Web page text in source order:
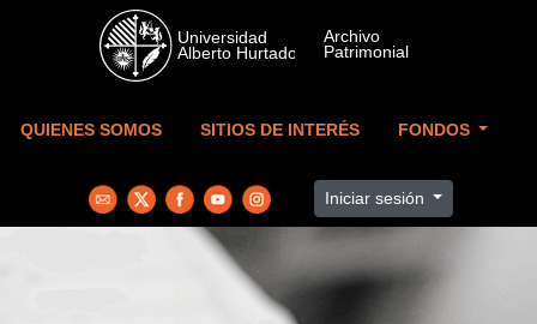
Skip to main content
QUIENES SOMOS SITIOS DE INTERÉS FONDOS
Iniciar sesión